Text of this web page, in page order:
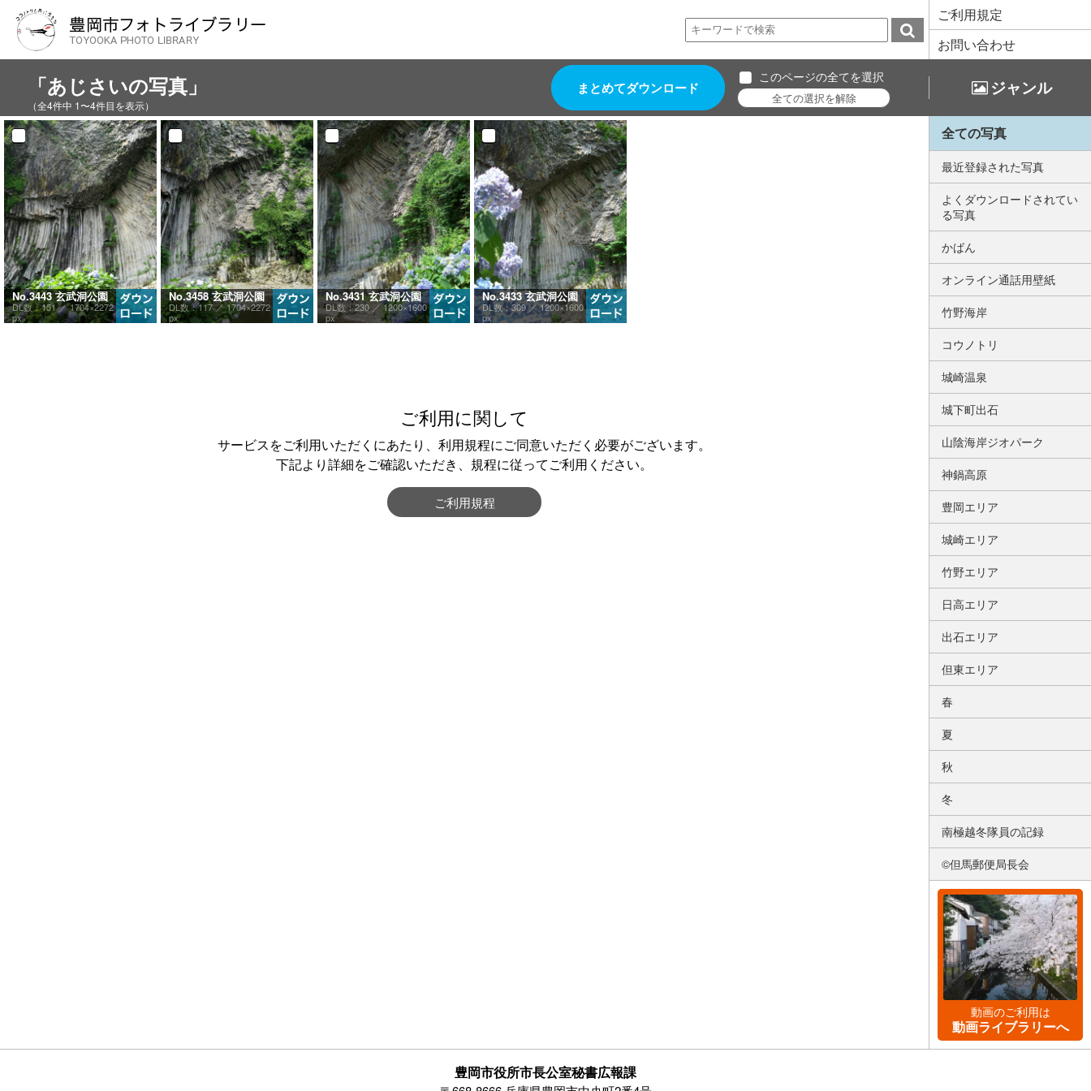
ご利用規定
お問い合わせ
「あじさいの写真」
（全4件中 1〜4件目を表示）
まとめてダウンロード
このページの全てを選択
ジャンル
No.3443 玄武洞公園
DL数：151 ／1704×2272
px
No.3458 玄武洞公園
DL数：117 ／1704×2272
px
No.3431 玄武洞公園
DL数：230 ／1200×1600
px
No.3433 玄武洞公園
DL数：309 ／1200×1600
px
ご利用に関して
サービスをご利用いただくにあたり、利用規程にご同意いただく必要がございます。
下記より詳細をご確認いただき、規程に従ってご利用ください。
ご利用規程
全ての写真
最近登録された写真
よくダウンロードされてい
る写真
かばん
オンライン通話用壁紙
竹野海岸
コウノトリ
城崎温泉
城下町出石
山陰海岸ジオパーク
神鍋高原
豊岡エリア
城崎エリア
竹野エリア
日高エリア
出石エリア
但東エリア
春
夏
秋
冬
南極越冬隊員の記録
©但馬郵便局長会
動画のご利用は
動画ライブラリーへ
豊岡市役所市長公室秘書広報課